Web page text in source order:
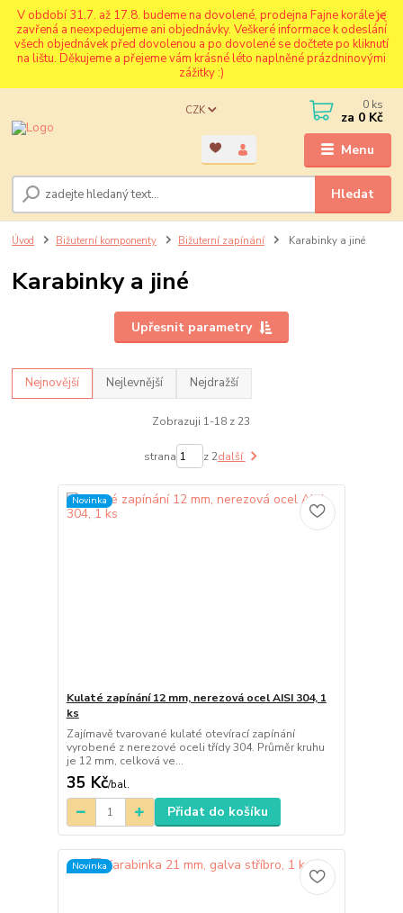
V období 31.7. až 17.8. budeme na dovolené, prodejna Fajne korále je
zavřená a neexpedujeme ani objednávky. Veškeré informace k odeslání
všech objednávek před dovolenou a po dovolené se dočtete po kliknutí
na lištu. Děkujeme a přejeme vám krásné léto naplněné prázdninovými
zážitky :)
Menu
CZK
Hledat
0 ks
za 0 Kč
Úvod Bižuterní komponenty Bižuterní zapínání Karabinky a jiné
Karabinky a jiné
Upřesnit parametry
Nejnovější Nejlevnější Nejdražší
Zobrazuji 1-18 z 23
strana z 2další
Novinka
Kulaté zapínání 12 mm, nerezová ocel AISI 304, 1
ks
Zajímavě tvarované kulaté otevírací zapínání
vyrobené z nerezové oceli třídy 304. Průměr kruhu
je 12 mm, celková ve...
35 Kč/bal.
Přidat do košíku
Novinka